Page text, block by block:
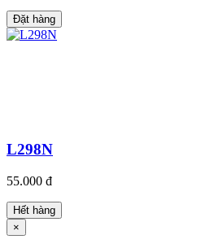
Đặt hàng
L298N
55.000 đ
Hết hàng
×